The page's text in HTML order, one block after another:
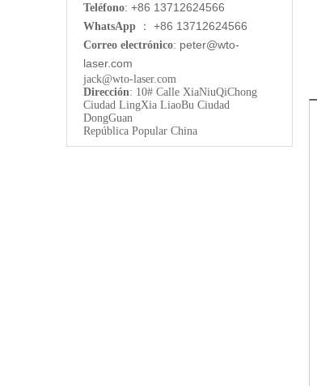
Teléfono: +86 13712624566
WhatsApp ： +86 13712624566
Correo electrónico: peter@wto-
laser.com
jack@wto-laser.com
Dirección: 10# Calle XiaNiuQiChong
Ciudad LingXia LiaoBu Ciudad
DongGuan
República Popular China